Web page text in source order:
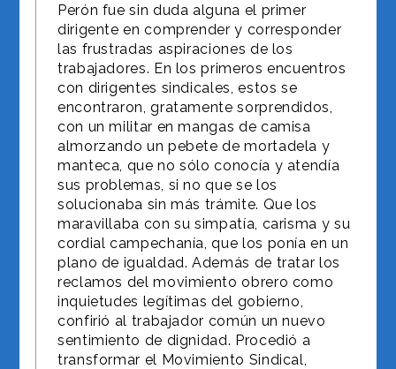
Perón fue sin duda alguna el primer
dirigente en comprender y corresponder
las frustradas aspiraciones de los
trabajadores. En los primeros encuentros
con dirigentes sindicales, estos se
encontraron, gratamente sorprendidos,
con un militar en mangas de camisa
almorzando un pebete de mortadela y
manteca, que no sólo conocía y atendía
sus problemas, si no que se los
solucionaba sin más trámite. Que los
maravillaba con su simpatía, carisma y su
cordial campechanía, que los ponía en un
plano de igualdad. Además de tratar los
reclamos del movimiento obrero como
inquietudes legítimas del gobierno,
confirió al trabajador común un nuevo
sentimiento de dignidad. Procedió a
transformar el Movimiento Sindical,